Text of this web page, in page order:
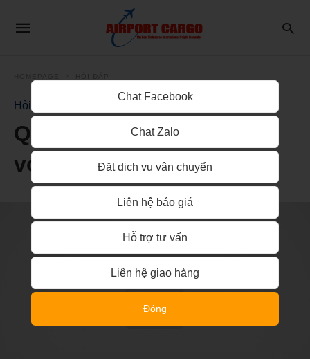
Hỏi Đáp
Quy trình xuất khẩu đối
với các thương nghiệp
Chat Facebook
Chat Zalo
Đặt dịch vụ vận chuyển
Liên hệ báo giá
Hỗ trợ tư vấn
Liên hệ giao hàng
Đóng